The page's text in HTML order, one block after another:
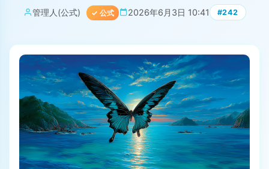
管理人(公式) ✓ 公式 2026年6月3日 10:41 #242